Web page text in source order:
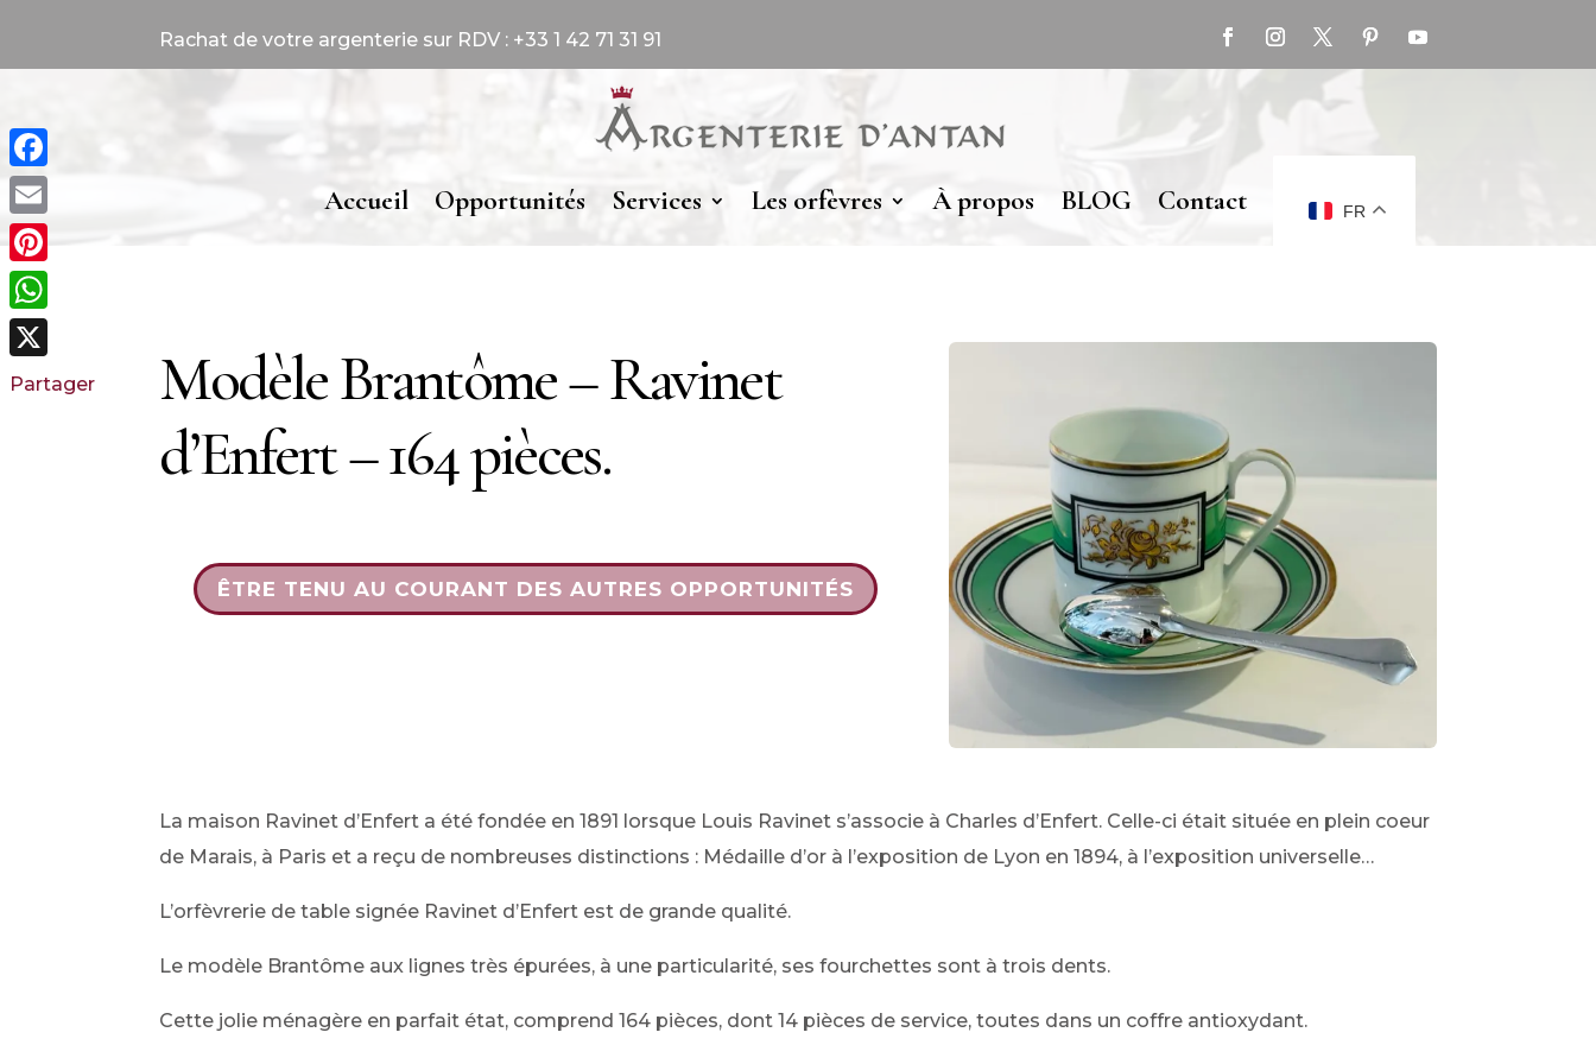
Rachat de votre argenterie sur RDV : +33 1 42 71 31 91
Accueil Opportunités Services Les orfèvres À propos BLOG Contact FR
Modèle Brantôme – Ravinet
d’Enfert – 164 pièces.
ÊTRE TENU AU COURANT DES AUTRES OPPORTUNITÉS
La maison Ravinet d’Enfert a été fondée en 1891 lorsque Louis Ravinet s’associe à Charles d’Enfert. Celle-ci était située en plein coeur
de Marais, à Paris et a reçu de nombreuses distinctions : Médaille d’or à l’exposition de Lyon en 1894, à l’exposition universelle…
L’orfèvrerie de table signée Ravinet d’Enfert est de grande qualité.
Le modèle Brantôme aux lignes très épurées, à une particularité, ses fourchettes sont à trois dents.
Cette jolie ménagère en parfait état, comprend 164 pièces, dont 14 pièces de service, toutes dans un coffre antioxydant.
Facebook
Email
Pinterest
WhatsApp
X
Partager